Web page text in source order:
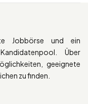
Jobbörse und ein
Über
geeignete
zu finden.